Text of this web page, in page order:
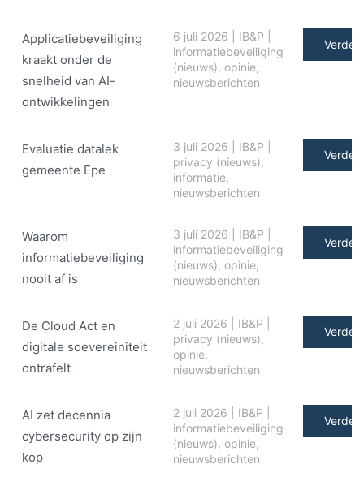
Applicatiebeveiliging
kraakt onder de
snelheid van AI-
ontwikkelingen
6 juli 2026 IB&P
informatiebeveiliging
(nieuws), opinie,
nieuwsberichten
Verder
Evaluatie datalek
gemeente Epe
3 juli 2026 IB&P
privacy (nieuws),
informatie,
nieuwsberichten
Verder
Waarom
informatiebeveiliging
nooit af is
3 juli 2026 IB&P
informatiebeveiliging
(nieuws), opinie,
nieuwsberichten
Verder
De Cloud Act en
digitale soe­ve­rei­ni­teit
ontrafelt
2 juli 2026 IB&P
privacy (nieuws),
opinie,
nieuwsberichten
Verder
AI zet decennia
cybersecurity op zijn
kop
2 juli 2026 IB&P
informatiebeveiliging
(nieuws), opinie,
nieuwsberichten
Verder